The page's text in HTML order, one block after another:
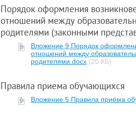
Порядок оформления
отношений между
родителями (законными
Вложение 9 Порядок
отношений между
родителями.docx (20 КБ)
Правила приема обучающихся
Вложение 5 Правила приёма